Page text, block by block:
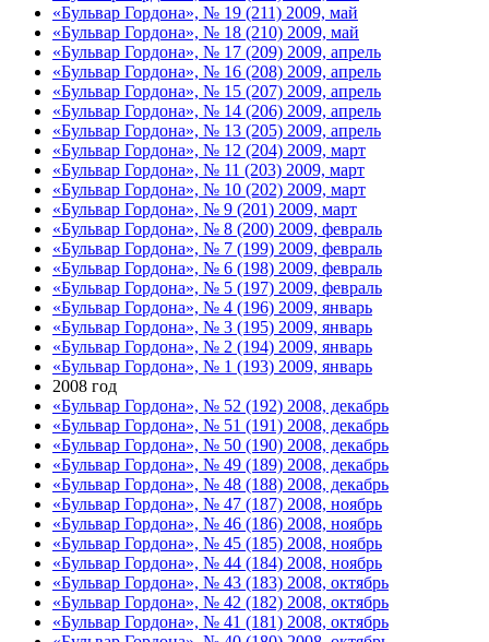
«Бульвар Гордона», № 19 (211) 2009, май
«Бульвар Гордона», № 18 (210) 2009, май
«Бульвар Гордона», № 17 (209) 2009, апрель
«Бульвар Гордона», № 16 (208) 2009, апрель
«Бульвар Гордона», № 15 (207) 2009, апрель
«Бульвар Гордона», № 14 (206) 2009, апрель
«Бульвар Гордона», № 13 (205) 2009, апрель
«Бульвар Гордона», № 12 (204) 2009, март
«Бульвар Гордона», № 11 (203) 2009, март
«Бульвар Гордона», № 10 (202) 2009, март
«Бульвар Гордона», № 9 (201) 2009, март
«Бульвар Гордона», № 8 (200) 2009, февраль
«Бульвар Гордона», № 7 (199) 2009, февраль
«Бульвар Гордона», № 6 (198) 2009, февраль
«Бульвар Гордона», № 5 (197) 2009, февраль
«Бульвар Гордона», № 4 (196) 2009, январь
«Бульвар Гордона», № 3 (195) 2009, январь
«Бульвар Гордона», № 2 (194) 2009, январь
«Бульвар Гордона», № 1 (193) 2009, январь
2008 год
«Бульвар Гордона», № 52 (192) 2008, декабрь
«Бульвар Гордона», № 51 (191) 2008, декабрь
«Бульвар Гордона», № 50 (190) 2008, декабрь
«Бульвар Гордона», № 49 (189) 2008, декабрь
«Бульвар Гордона», № 48 (188) 2008, декабрь
«Бульвар Гордона», № 47 (187) 2008, ноябрь
«Бульвар Гордона», № 46 (186) 2008, ноябрь
«Бульвар Гордона», № 45 (185) 2008, ноябрь
«Бульвар Гордона», № 44 (184) 2008, ноябрь
«Бульвар Гордона», № 43 (183) 2008, октябрь
«Бульвар Гордона», № 42 (182) 2008, октябрь
«Бульвар Гордона», № 41 (181) 2008, октябрь